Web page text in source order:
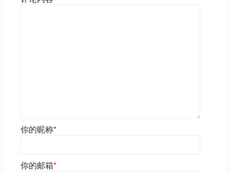
你的昵称*
你的邮箱*